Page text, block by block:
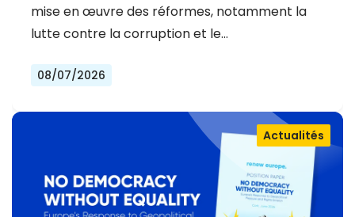
mise en œuvre des réformes, notamment la
lutte contre la corruption et le…
08/07/2026
Actualités